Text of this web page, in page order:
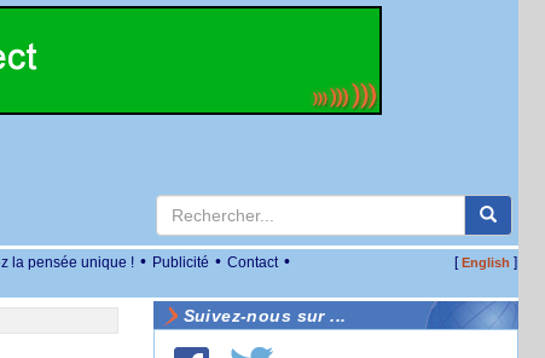
la pensée unique ! • Publicité • Contact • [English ]
Suivez-nous sur ...